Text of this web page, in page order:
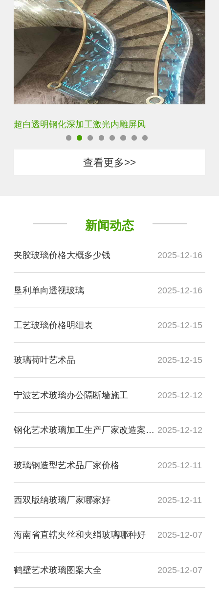
玄关水晶立体雕刻3D激光内雕玻璃
查看更多>>
新闻动态
夹胶玻璃价格大概多少钱 2025-12-16
垦利单向透视玻璃 2025-12-16
工艺玻璃价格明细表 2025-12-15
玻璃荷叶艺术品 2025-12-15
宁波艺术玻璃办公隔断墙施工 2025-12-12
钢化艺术玻璃加工生产厂家改造案例图 2025-12-12
玻璃钢造型艺术品厂家价格 2025-12-11
西双版纳玻璃厂家哪家好 2025-12-11
海南省直辖夹丝和夹绢玻璃哪种好 2025-12-07
鹤壁艺术玻璃图案大全 2025-12-07